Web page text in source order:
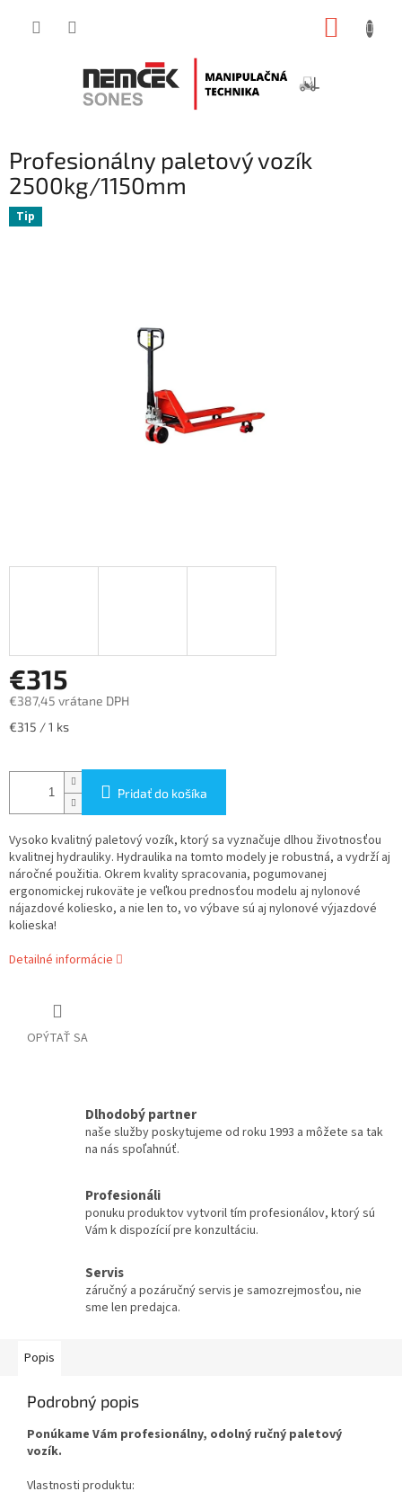
Profesionálny paletový vozík
2500kg/1150mm
Tip
€315
€387,45 vrátane DPH
Jednotková
€315 / 1 ks
Pridať do košíka
Vysoko kvalitný paletový vozík, ktorý sa vyznačuje dlhou životnosťou
kvalitnej hydrauliky. Hydraulika na tomto modely je robustná, a vydrží aj
náročné použitia. Okrem kvality spracovania, pogumovanej
ergonomickej rukoväte je veľkou prednosťou modelu aj nylonové
nájazdové koliesko, a nie len to, vo výbave sú aj nylonové výjazdové
kolieska!
Detailné informácie
OPÝTAŤ SA
Dlhodobý partner
naše služby poskytujeme od roku 1993 a môžete sa tak
na nás spoľahnúť.
Profesionáli
ponuku produktov vytvoril tím profesionálov, ktorý sú
Vám k dispozícií pre konzultáciu.
Servis
záručný a pozáručný servis je samozrejmosťou, nie
sme len predajca.
Popis
Podrobný popis
Ponúkame Vám profesionálny, odolný ručný paletový
vozík.
Vlastnosti produktu: